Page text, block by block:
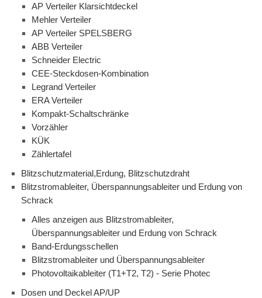
AP Verteiler Klarsichtdeckel
Mehler Verteiler
AP Verteiler SPELSBERG
ABB Verteiler
Schneider Electric
CEE-Steckdosen-Kombination
Legrand Verteiler
ERA Verteiler
Kompakt-Schaltschränke
Vorzähler
KÜK
Zählertafel
Blitzschutzmaterial,Erdung, Blitzschutzdraht
Blitzstromableiter, Überspannungsableiter und Erdung von
Schrack
Alles anzeigen aus Blitzstromableiter,
Überspannungsableiter und Erdung von Schrack
Band-Erdungsschellen
Blitzstromableiter und Überspannungsableiter
Photovoltaikableiter (T1+T2, T2) - Serie Photec
Dosen und Deckel AP/UP